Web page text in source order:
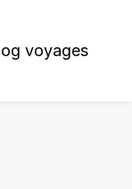
voyages